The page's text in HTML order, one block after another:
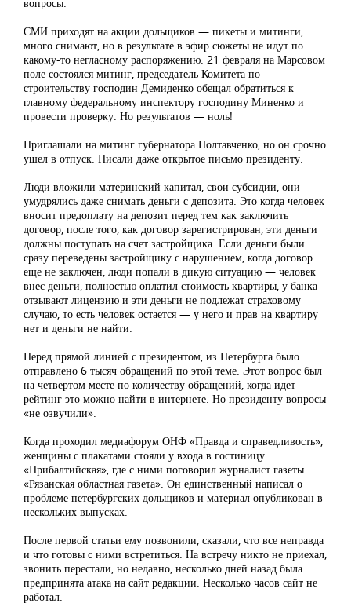
СМИ приходят на акции дольщиков — пикеты и митинги,
много снимают, но в результате в эфир сюжеты не идут по
какому-то негласному распоряжению. 21 февраля на Марсовом
поле состоялся митинг, председатель Комитета по
строительству господин Демиденко обещал обратиться к
главному федеральному инспектору господину Миненко и
провести проверку. Но результатов — ноль!
Приглашали на митинг губернатора Полтавченко, но он срочно
ушел в отпуск. Писали даже открытое письмо президенту.
Люди вложили материнский капитал, свои субсидии, они
умудрялись даже снимать деньги с депозита. Это когда человек
вносит предоплату на депозит перед тем как заключить
договор, после того, как договор зарегистрирован, эти деньги
должны поступать на счет застройщика. Если деньги были
сразу переведены застройщику с нарушением, когда договор
еще не заключен, люди попали в дикую ситуацию — человек
внес деньги, полностью оплатил стоимость квартиры, у банка
отзывают лицензию и эти деньги не подлежат страховому
случаю, то есть человек остается — у него и прав на квартиру
нет и деньги не найти.
Перед прямой линией с президентом, из Петербурга было
отправлено 6 тысяч обращений по этой теме. Этот вопрос был
на четвертом месте по количеству обращений, когда идет
рейтинг это можно найти в интернете. Но президенту вопросы
«не озвучили».
Когда проходил медиафорум ОНФ «Правда и справедливость»,
женщины с плакатами стояли у входа в гостиницу
«Прибалтийская», где с ними поговорил журналист газеты
«Рязанская областная газета». Он единственный написал о
проблеме петербургских дольщиков и материал опубликован в
нескольких выпусках.
После первой статьи ему позвонили, сказали, что все неправда
и что готовы с ними встретиться. На встречу никто не приехал,
звонить перестали, но недавно, несколько дней назад была
предпринята атака на сайт редакции. Несколько часов сайт не
работал.